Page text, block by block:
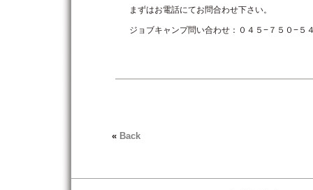
まずはお電話にてお問合わせ下さい。
ジョブキャンプ問い合わせ：０４５−７５０−５
« Back